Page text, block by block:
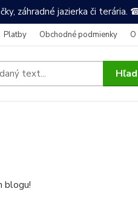
záhradné jazierka či
Platby Obchodné podmienky
blogu!